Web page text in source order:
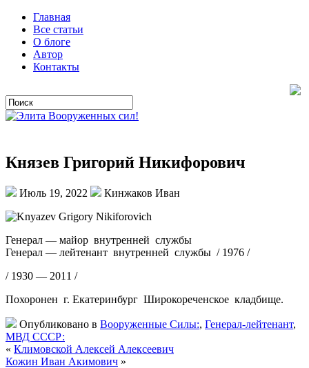
Главная
Все статьи
О блоге
Автор
Контакты
Князев Григорий Никифорович
Июль 19, 2022 Кинжаков Иван
Генерал — майор внутренней службы
Генерал — лейтенант внутренней службы / 1976 /
/ 1930 — 2011 /
Похоронен г. Екатеринбург Широкореченское кладбище.
Опубликовано в Вооруженные Силы:, Генерал-лейтенант,
МВД СССР:
« Климовской Алексей Алексеевич
Кожин Иван Акимович »